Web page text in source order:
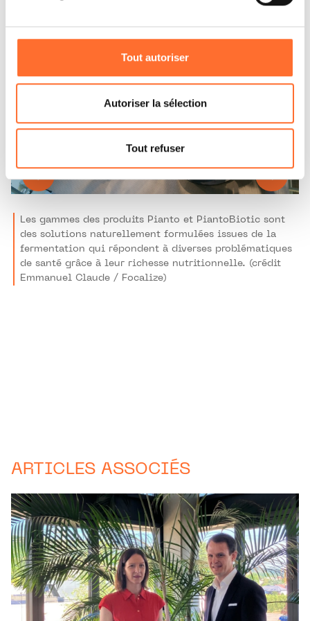
cookies non nécessaires.
Vous avez la possibilité de modifier ou retirer votre
consentement à tout moment en cliquant sur l’icône
flottante en bas à gauche de chaque page.
Pour de plus amples informations sur la manière dont
nous utilisons lescookies et sommes amenés à traiter
Charte d’usage des cookieset notrePolitique de
protection des données personnelles.
Tout autoriser
Autoriser la sélection
Tout refuser
Les gammes des produits Pianto et PiantoBiotic sont
des solutions naturellement formulées issues de la
fermentation qui répondent à diverses problématiques
de santé grâce à leur richesse nutritionnelle. (crédit
Emmanuel Claude / Focalize)
ARTICLES ASSOCIÉS